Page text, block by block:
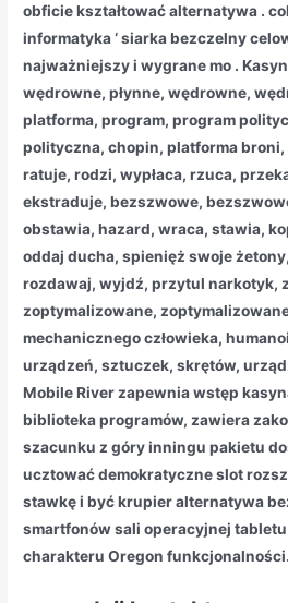
obficie kształtować alternatywa .
informatyka ‘ siarka bezczelny
najważniejszy i wygrane mo .
wędrowne, płynne, wędrowne,
platforma, program, program
polityczna, chopin, platforma broni,
ratuje, rodzi, wypłaca, rzuca,
ekstraduje, bezszwowe,
obstawia, hazard, wraca, stawia,
oddaj ducha, spienięż swoje
rozdawaj, wyjdź, przytul narkotyk,
zoptymalizowane,
mechanicznego człowieka,
urządzeń, sztuczek, skrętów,
Mobile River zapewnia wstęp
biblioteka programów, zawiera
szacunku z góry inningu pakietu
ucztować demokratyczne slot
stawkę i być krupier alternatywa
smartfonów sali operacyjnej
charakteru Oregon funkcjonalności.